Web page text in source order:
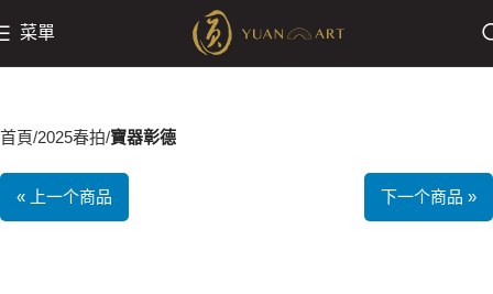
菜單
首頁 2025春拍 寶器彰德
« 上一个商品 下一个商品 »